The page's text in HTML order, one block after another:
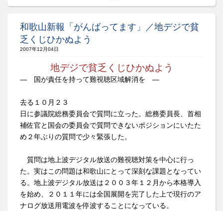
和歌山新報「がんばってます」／地デジで貧
乏くじひかぬよう
2007年12月04日
地デジで貧乏くじひかぬよう
― 国が責任を持って難視聴区域解消を ―
去る１０月２３
日に参議院総務委員会で質問に立った。総務委員長、首相
補佐官と国会の委員会で質問できないポジションにいたた
め２年ぶりの質問で少々緊張した。
質問は地上波デジタル放送の難視聴対策を中心に行っ
た。実はこの問題は和歌山にとって深刻な課題となってい
る。地上波デジタル放送は２００３年１２月から本格導入
を始め、２０１１年には全国展開を完了した上で現行のア
ナログ放送用電波を停波することになっている。